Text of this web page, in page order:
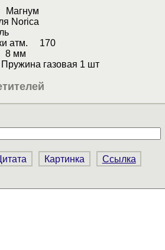
Магнум
Norica
атм. 170
8 мм
газовая 1 шт
Картинка Ссылка